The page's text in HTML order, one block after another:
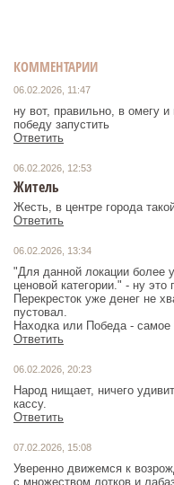
КОММЕНТАРИИ
06.02.2026, 11:47
ну вот, правильно, в омегу
победу запустить
Ответить
06.02.2026, 12:53
Житель
Жесть, в центре города
Ответить
06.02.2026, 13:34
"Для данной локации более
ценовой категории." - ну
Перекресток уже денег не
пустовал.
Находка или Победа - самое
Ответить
06.02.2026, 20:23
Народ нищает, ничего
кассу.
Ответить
07.02.2026, 15:08
Уверенно движемся к
с множеством лотков и